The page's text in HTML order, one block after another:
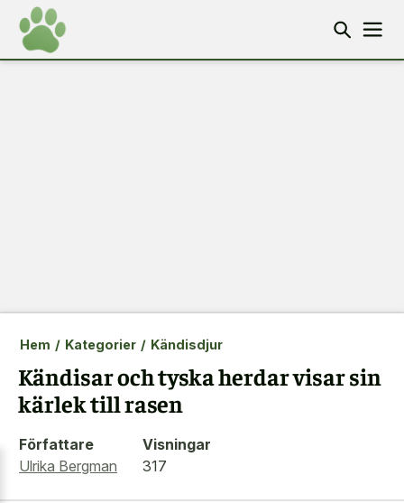
Hem / Kategorier / Kändisdjur
Kändisar och tyska herdar visar sin
kärlek till rasen
Författare
Ulrika Bergman
Visningar
317